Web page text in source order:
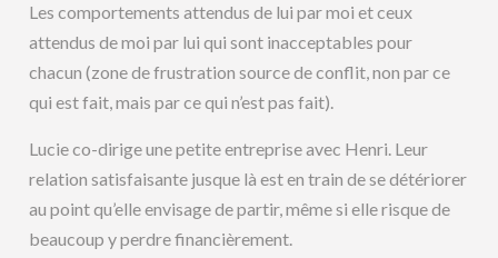
Les comportements attendus de lui par moi et ceux
attendus de moi par lui qui sont inacceptables pour
chacun (zone de frustration source de conflit, non par ce
qui est fait, mais par ce qui n’est pas fait).
Lucie co-dirige une petite entreprise avec Henri. Leur
relation satisfaisante jusque là est en train de se détériorer
au point qu’elle envisage de partir, même si elle risque de
beaucoup y perdre financièrement.